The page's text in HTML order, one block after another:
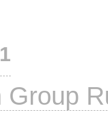
1
Group